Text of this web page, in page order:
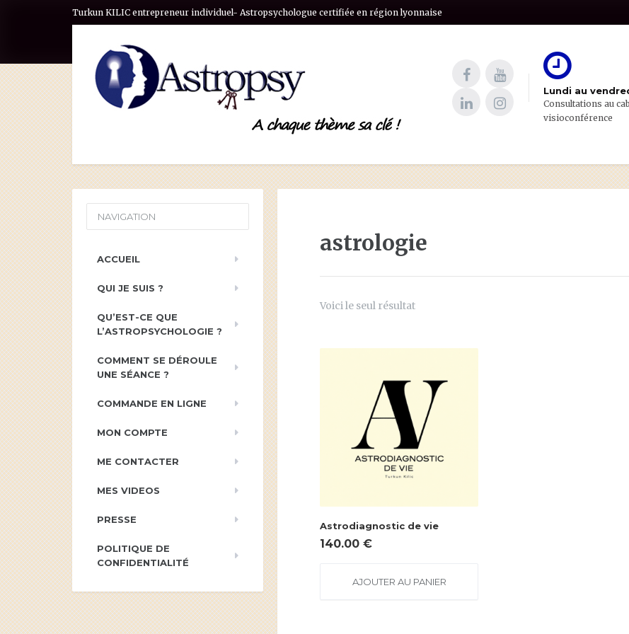
Turkun KILIC entrepreneur individuel- Astropsychologue certifiée en région lyonnaise
Lundi au
Consultations au
visioconférence
astrologie
Voici le seul résultat
Astrodiagnostic de vie
140.00 €
AJOUTER AU PANIER
NAVIGATION
ACCUEIL
QUI JE SUIS ?
QU’EST-CE QUE
L’ASTROPSYCHOLOGIE ?
COMMENT SE DÉROULE
UNE SÉANCE ?
COMMANDE EN LIGNE
MON COMPTE
ME CONTACTER
MES VIDEOS
PRESSE
POLITIQUE DE
CONFIDENTIALITÉ